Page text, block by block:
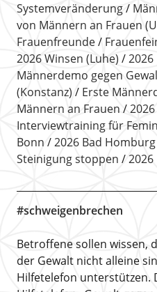
Systemveränderung
von Männern an Frauen
Frauenfreunde
2026 Winsen (Luhe)
2026
Männerdemo gegen
(Konstanz)
Erste
Männern an Frauen
Interviewtraining für
Bonn
2026 Bad Homburg
Steinigung stoppen
2026
#schweigenbrechen
Betroffene sollen wissen,
der Gewalt nicht alleine
Hilfetelefon unterstützen.